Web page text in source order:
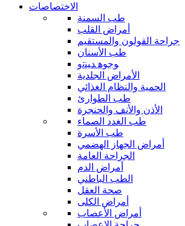
الاختصاصات
طب السمنة
أمراض القلب
جراحة القولون والمستقيم
طب الأسنان
ﻮﺟﻮﻫ ﺪﻴﻨﺗﻭ
الأمراض الجلدية
الحمية والنظام الغذائي
طب الطوارئ
الأذن والأنف والحنجرة
طب الغدد الصماء
طب الأسرة
أمراض الجهاز الهضمي
الجراحة العامة
أمراض الدم
الطب الباطني
صحة العقل
أمراض الكلى
أمراض الأعصاب